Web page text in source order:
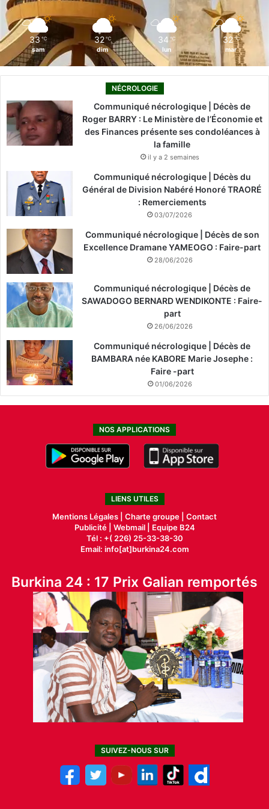
33 ℃
sam
32 ℃
dim
34 ℃
lun
32 ℃
mar
NÉCROLOGIE
Communiqué nécrologique | Décès de
Roger BARRY : Le Ministère de l’Économie et
des Finances présente ses condoléances à
la famille
il y a 2 semaines
Communiqué nécrologique | Décès du
Général de Division Nabéré Honoré TRAORÉ
: Remerciements
03/07/2026
Communiqué nécrologique | Décès de son
Excellence Dramane YAMEOGO : Faire-part
28/06/2026
Communiqué nécrologique | Décès de
SAWADOGO BERNARD WENDIKONTE : Faire-
part
26/06/2026
Communiqué nécrologique | Décès de
BAMBARA née KABORE Marie Josephe :
Faire -part
01/06/2026
NOS APPLICATIONS
LIENS UTILES
Mentions Légales | Charte groupe | Contact
Publicité| Webmail |
Equipe B24
Tél : +( 226) 25-33-38-30
Email: info[at]burkina24.com
Burkina 24 : 17 Prix Galian remportés
SUIVEZ-NOUS SUR